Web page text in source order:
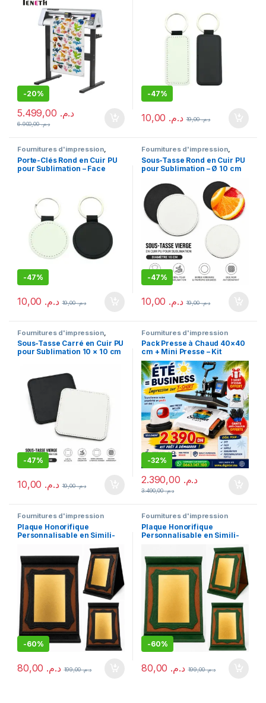
-20%
د.م.
د.م.6.900,00
-47%
د.م. د.م.19,00
Fournitures d'impression,
Sublimation
Porte-Clés Rond en Cuir PU
pour Sublimation – Face
-47%
د.م. د.م.19,00
Fournitures d'impression,
Sublimation
Sous-Tasse Rond en Cuir PU
pour Sublimation – Ø 10 cm
-47%
د.م. د.م.19,00
Fournitures d'impression,
Sublimation
Sous-Tasse Carré en Cuir PU
pour Sublimation 10 × 10 cm
-47%
د.م. د.م.19,00
Fournitures d'impression
Pack Presse à Chaud 40×40
cm + Mini Presse – Kit
Complet Impression T-Shirt
-32%
د.م.
د.م.3.490,00
Fournitures d'impression
Plaque Honorifique
Personnalisable en Simili-
-60%
د.م. د.م.199,00
Fournitures d'impression
Plaque Honorifique
Personnalisable en Simili-
-60%
د.م. د.م.199,00